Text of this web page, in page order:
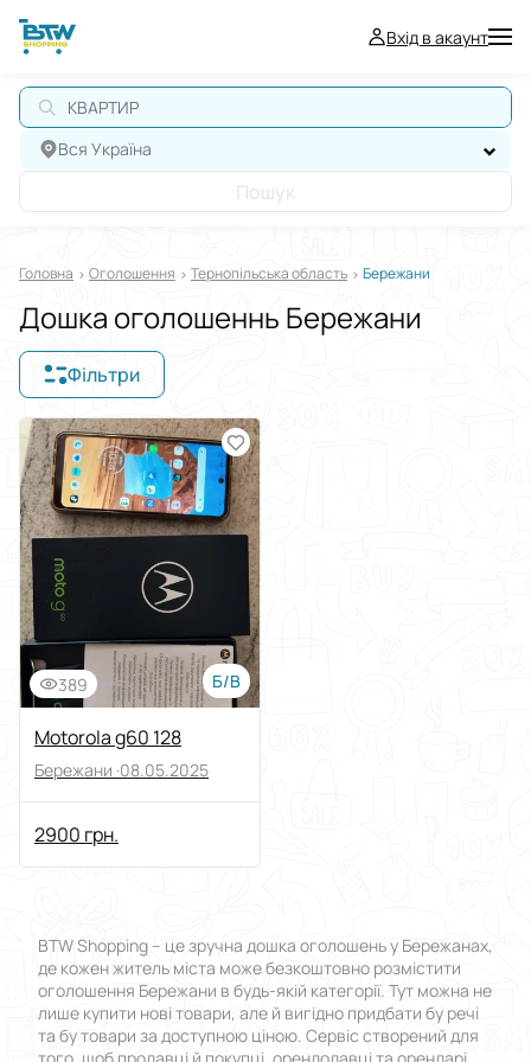
Вхід в акаунт
КВАРТИРА
Вся Україна
Пошук
Головна Оголошення Тернопільська область Бережани
Дошка оголошеннь Бережани
Фільтри
Відображати в
Сортувати за
Виберіть групу категорій
Ціна
Від
Стан
389 Б/В
Motorola g60 128
Бережани ·08.05.2025
2900 грн.
BTW Shopping – це зручна дошка оголошень у Бережанах,
де кожен житель міста може безкоштовно розмістити
оголошення Бережани в будь-якій категорії. Тут можна не
лише купити нові товари, але й вигідно придбати бу речі
та бу товари за доступною ціною. Сервіс створений для